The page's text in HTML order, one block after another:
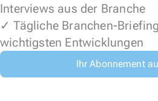
Interviews aus der Branche
✓ Tägliche Branchen-
wichtigsten Entwicklungen
Ihr Abonnement